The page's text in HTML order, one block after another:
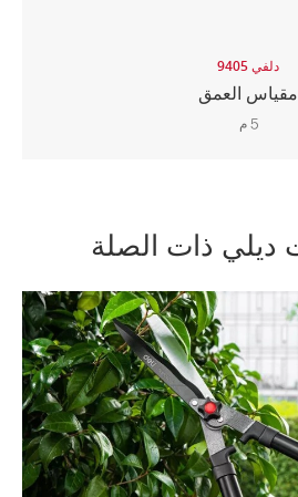
دلفي 9405
مقياس العمق
5 م
ديلي ذات الصلة